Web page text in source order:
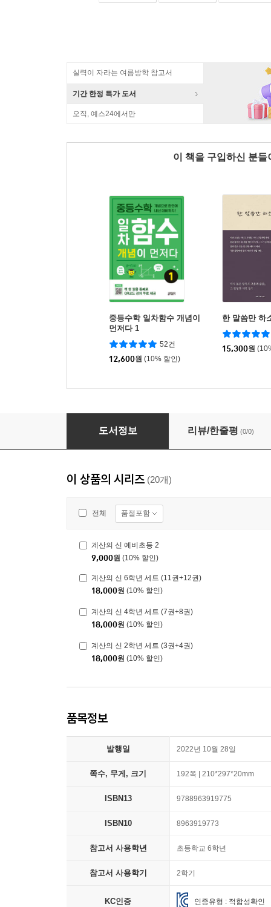
실력이 자라는 여름방학 참고서
기간 한정 특가 도서
오직, 예스24에서만
이 책을 구입하신 분
중등수학 일차함수 개념이
먼저다 1
52건
12,600원 (10% 할인)
한 말씀만 하
15,300원
계산의 신 12
도서정보 리뷰/한줄평 (0/0)
이 상품의 시리즈 (20개)
전체 품절포함
계산의 신 예비초등 2
9,000원 (10% 할인)
계산의 신 6학년 세트 (11권+12권)
18,000원 (10% 할인)
계산의 신 4학년 세트 (7권+8권)
18,000원 (10% 할인)
계산의 신 2학년 세트 (3권+4권)
18,000원 (10% 할인)
품목정보
발행일 2022년 10월 28일
쪽수, 무게, 크기 192쪽 | 210*297*20mm
ISBN13 9788963919775
ISBN10 8963919773
참고서 사용학년 초등학교 6학년
참고서 사용학기 2학기
KC인증 인증유형 : 적합성확인